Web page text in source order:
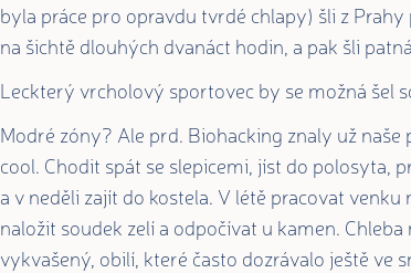
byla práce pro opravdu tvrdé chlapy) šli z
na šichtě dlouhých dvanáct hodin, a pak šli
Leckterý vrcholový sportovec by se možná šel
Modré zóny? Ale prd. Biohacking znaly už
cool. Chodit spát se slepicemi, jíst do polosyta,
a v neděli zajít do kostela. V létě pracovat
naložit soudek zelí a odpočívat u kamen.
vykvašený, obilí, které často dozrávalo ještě ve